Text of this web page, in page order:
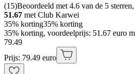
(15)Beoordeeld met 4.6 van de 5
51.67 met Club Karwei
35% korting35% korting
35% korting, voordeelprijs: 51.67 euro
79.49
Prijs: 79.49 euro